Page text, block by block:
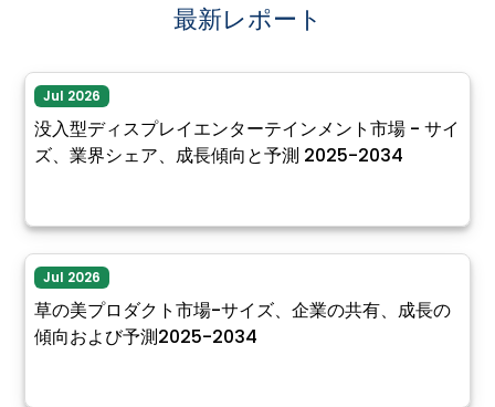
最新レポート
Jul 2026
没入型ディスプレイエンターテインメント市場 - サイ
ズ、業界シェア、成長傾向と予測 2025-2034
Jul 2026
草の美プロダクト市場-サイズ、企業の共有、成長の
傾向および予測2025-2034